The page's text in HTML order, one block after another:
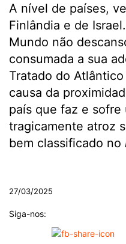
A nível de países,
Finlândia e de
Mundo não
consumada a sua
Tratado do
causa da
país que faz e sofre
tragicamente atroz
bem classificado no
27/03/2025
Siga-nos: